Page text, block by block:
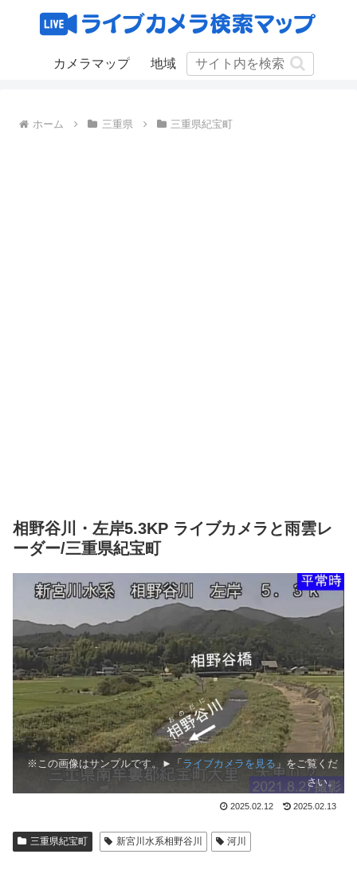
カメラマップ 地域
ホーム 三重県 三重県紀宝町
相野谷川・左岸5.3KP ライブカメラと雨雲レ
ーダー/三重県紀宝町
※この画像はサンプルです。►「 ライブカメラを見る 」をご覧くだ
さい。
2025.02.12 2025.02.13
三重県紀宝町 新宮川水系相野谷川 河川